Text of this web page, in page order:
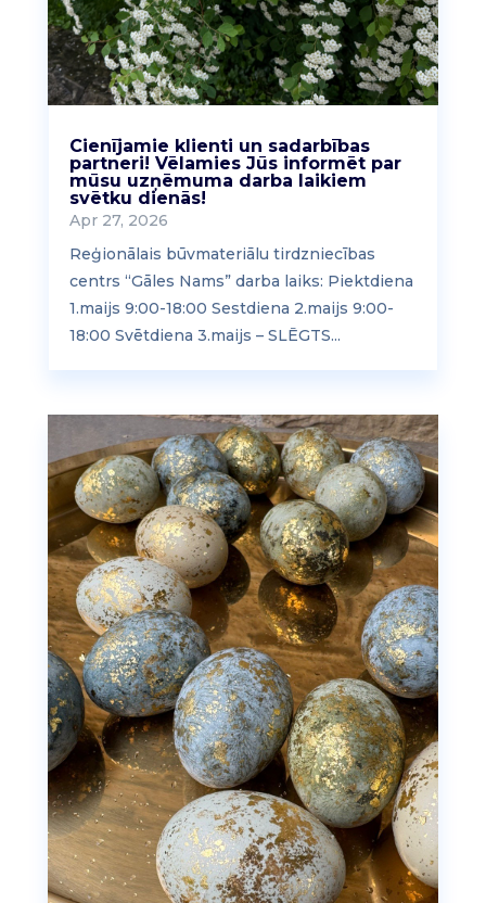
Cienījamie klienti un sadarbības
partneri! Vēlamies Jūs informēt par
mūsu uzņēmuma darba laikiem
svētku dienās!
Apr 27, 2026
Reģionālais būvmateriālu tirdzniecības
centrs “Gāles Nams” darba laiks: Piektdiena
1.maijs 9:00-18:00 Sestdiena 2.maijs 9:00-
18:00 Svētdiena 3.maijs – SLĒGTS...